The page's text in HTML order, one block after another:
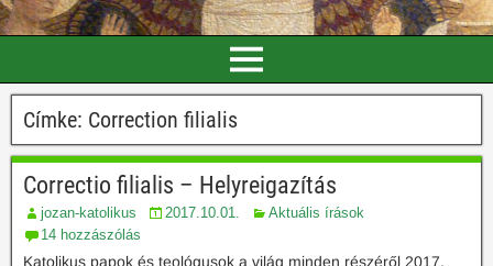
Címke: Correction filialis
Correctio filialis – Helyreigazítás
jozan-katolikus 2017.10.01.
Aktuális írások
14 hozzászólás
Katolikus papok és teológusok a világ minden részéről 2017.